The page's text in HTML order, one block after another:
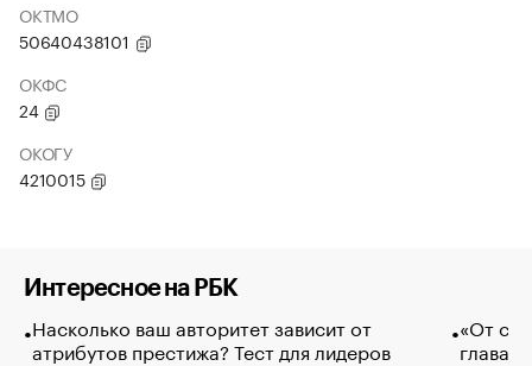
ОКТМО
50640438101
ОКФС
24
ОКОГУ
4210015
Интересное на РБК
Насколько ваш авторитет зависит от
атрибутов престижа? Тест для лидеров
«От
глава